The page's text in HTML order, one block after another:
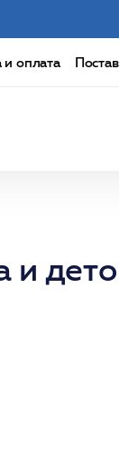
и оплата
и